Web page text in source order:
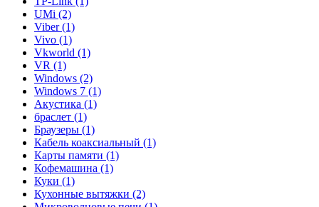
UMi (2)
Viber (1)
Vivo (1)
Vkworld (1)
VR (1)
Windows (2)
Windows 7 (1)
Акустика (1)
браслет (1)
Браузеры (1)
Кабель коаксиальный (1)
Карты памяти (1)
Кофемашина (1)
Куки (1)
Кухонные вытяжки (2)